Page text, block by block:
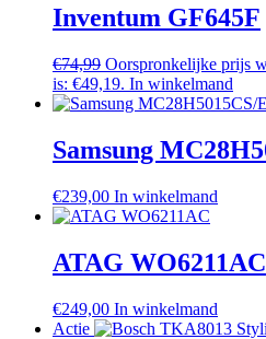
Inventum GF645F
€74,99 Oorspronkelijke prijs
is: €49,19. In winkelmand
Samsung
€239,00 In winkelmand
ATAG WO6211AC
€249,00 In winkelmand
Actie